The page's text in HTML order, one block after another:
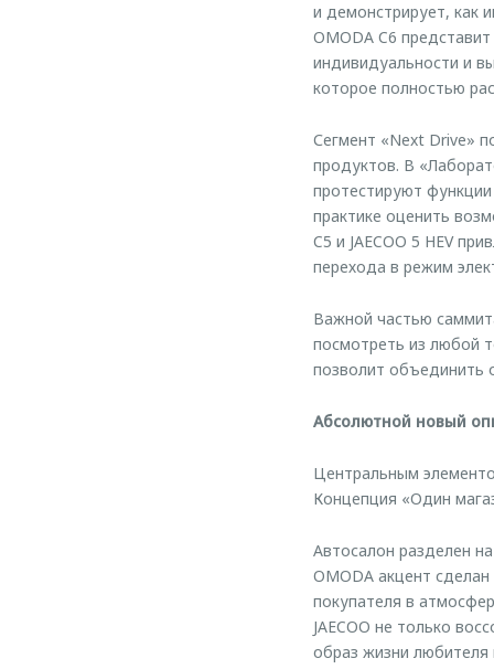
и демонстрирует, как
OMODA C6
индивидуальности и
которое полностью
Сегмент «Next Drive»
продуктов. В
протестируют
практике оценить
C5 и JAECOO 5 HEV
перехода в режим
Важной частью
посмотреть из любой
позволит
Абсолютной новый
Центральным
Концепция «Один
Автосалон разделен
OMODA акцент
покупателя в
JAECOO не только
образ жизни любителя